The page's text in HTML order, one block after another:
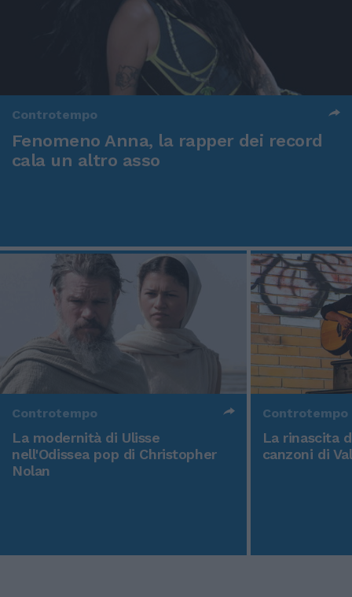
Controtempo
Fenomeno Anna, la rapper dei record
cala un altro asso
Controtempo
La modernità di Ulisse
nell'Odissea pop di Christopher
Nolan
Controtempo
La rinascita
canzoni di